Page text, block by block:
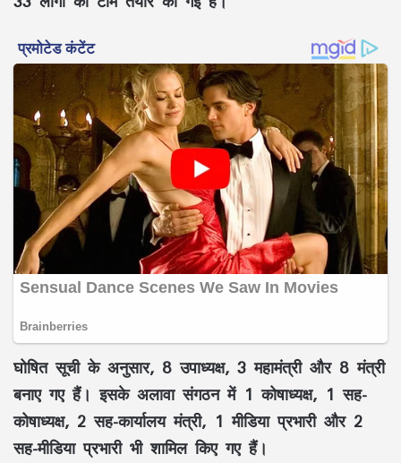
घोषित सूची के अनुसार, 8 उपाध्यक्ष, 3 महामंत्री और 8 मंत्री
बनाए गए हैं। इसके अलावा संगठन में 1 कोषाध्यक्ष, 1 सह-
कोषाध्यक्ष, 2 सह-कार्यालय मंत्री, 1 मीडिया प्रभारी और 2
सह-मीडिया प्रभारी भी शामिल किए गए हैं।